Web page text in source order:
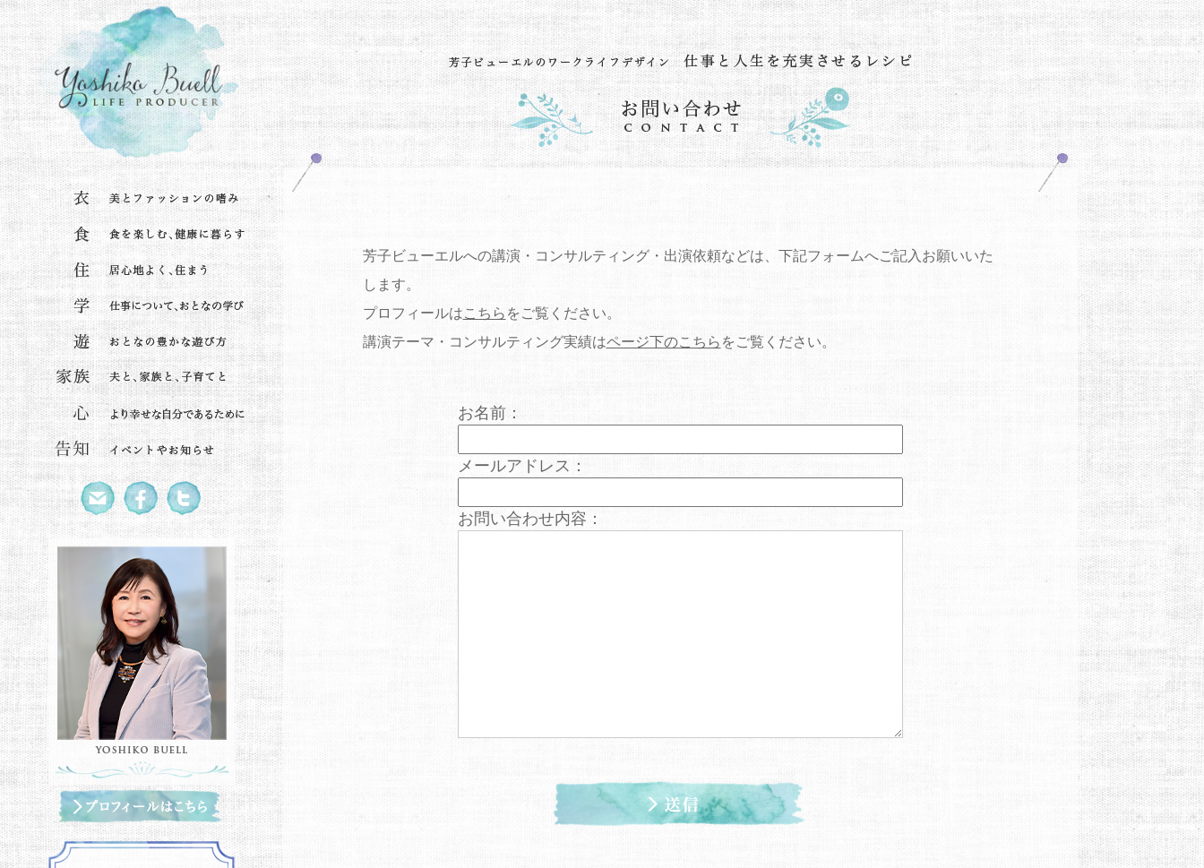
芳子ビューエルへの講演・コンサルティング・出演依頼などは、下記フォームへご記入お願いいた
します。
プロフィールはこちら をご覧ください。
講演テーマ・コンサルティング実績はページ下のこちら をご覧ください。
お名前：
メールアドレス：
お問い合わせ内容：